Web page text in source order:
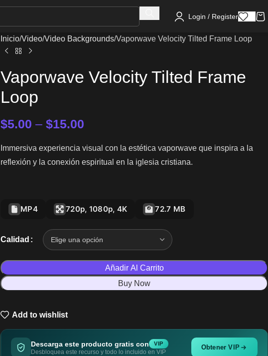
Login / Register
Inicio Video Video Backgrounds Vaporwave Velocity Tilted Frame Loop
Vaporwave Velocity Tilted Frame
Loop
$5.00 – $15.00
Immersiva experiencia visual con la estética vaporwave que inspira a la
reflexión y la conexión espiritual en la iglesia cristiana.
MP4 720p, 1080p, 4K 72.7 MB
Calidad
Añadir Al Carrito
Buy Now
Add to wishlist
Descarga este producto gratis con VIP
Desbloquea este recurso y todo lo incluido en VIP
Obtener VIP